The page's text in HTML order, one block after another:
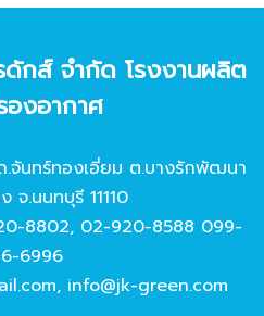
ดักส์ จํากัด โรงงานผลิต
งอากาศ
จันทร์ทองเอี่ยม ต.บางรักพัฒนา
จ.นนทบุรี 11110
8802, 02-920-8588 099-
6996
, info@jk-green.com